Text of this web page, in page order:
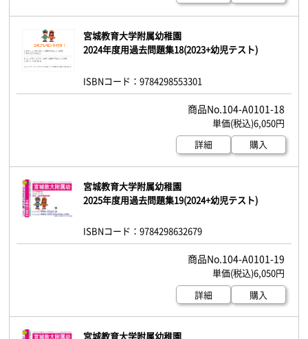
宮城教育大学附属幼稚園
2024年度用過去問題集18(2023+幼児テスト)
ISBNコード：9784298553301
104-A0101-18
6,050円
詳細
購入
宮城教育大学附属幼稚園
2025年度用過去問題集19(2024+幼児テスト)
ISBNコード：9784298632679
104-A0101-19
6,050円
詳細
購入
宮城教育大学附属幼稚園